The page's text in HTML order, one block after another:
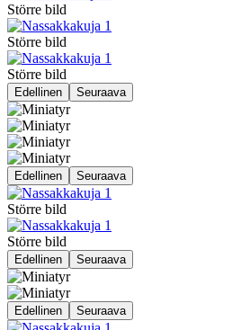
Större bild
Större bild
Större bild
Edellinen Seuraava
Edellinen Seuraava
Större bild
Större bild
Edellinen Seuraava
Edellinen Seuraava